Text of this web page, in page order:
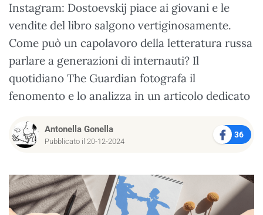
Instagram: Dostoevskij piace ai giovani e le
vendite del libro salgono vertiginosamente.
Come può un capolavoro della letteratura russa
parlare a generazioni di internauti? Il
quotidiano The Guardian fotografa il
fenomento e lo analizza in un articolo dedicato
Antonella Gonella
Pubblicato il 20-12-2024
36